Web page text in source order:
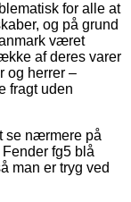
for alle at
og på grund
været
af deres varer
og herrer –
fragt uden
se nærmere på
fg5 blå
man er tryg ved